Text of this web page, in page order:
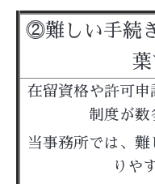
⓶難しい手続
在留資格や許可申
制度が数
当事務所では、
りや